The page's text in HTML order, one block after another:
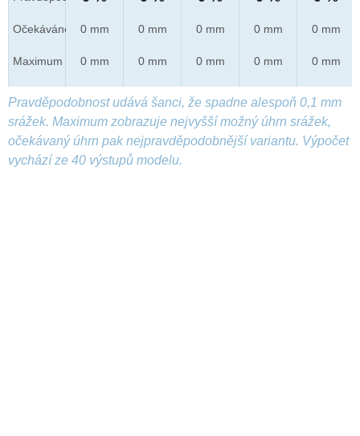
Očekáváno
Maximum
0 mm
0 mm
0 mm
0 mm
0 mm
0 mm
0 mm
0 mm
0 mm
0 mm
Pravděpodobnost udává šanci, že spadne alespoň 0,1 mm
srážek. Maximum zobrazuje nejvyšší možný úhrn srážek,
očekávaný úhrn pak nejpravděpodobnější variantu. Výpočet
vychází ze 40 výstupů modelu.